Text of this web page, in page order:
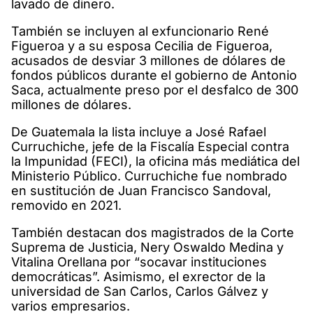
lavado de dinero.
También se incluyen al exfuncionario René
Figueroa y a su esposa Cecilia de Figueroa,
acusados de desviar 3 millones de dólares de
fondos públicos durante el gobierno de Antonio
Saca, actualmente preso por el desfalco de 300
millones de dólares.
De Guatemala la lista incluye a José Rafael
Curruchiche, jefe de la Fiscalía Especial contra
la Impunidad (FECI), la oficina más mediática del
Ministerio Público. Curruchiche fue nombrado
en sustitución de Juan Francisco Sandoval,
removido en 2021.
También destacan dos magistrados de la Corte
Suprema de Justicia, Nery Oswaldo Medina y
Vitalina Orellana por “socavar instituciones
democráticas”. Asimismo, el exrector de la
universidad de San Carlos, Carlos Gálvez y
varios empresarios.